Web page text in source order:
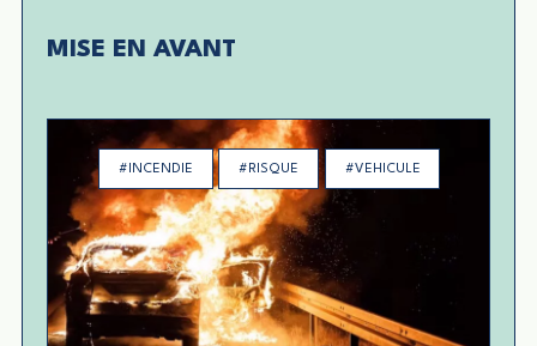
MISE EN AVANT
#INCENDIE #RISQUE #VEHICULE